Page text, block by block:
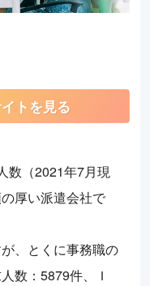
トを見る
数（2021年7月現
厚い派遣会社で
、とくに事務職の
数：5879件、Ｉ